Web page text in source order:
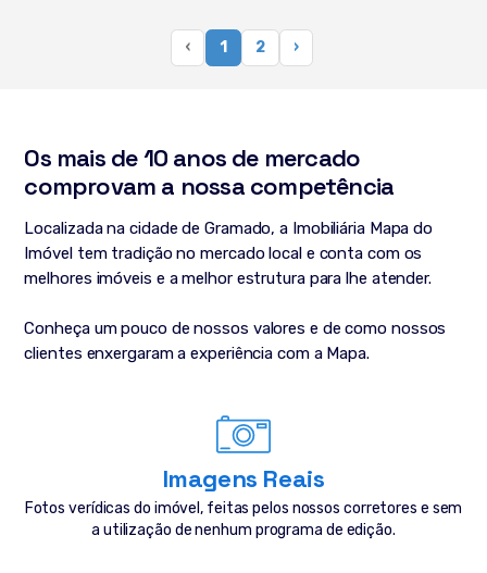
‹ 1 2 ›
Os mais de 10 anos de mercado
comprovam a nossa competência
Localizada na cidade de Gramado, a Imobiliária Mapa do
Imóvel tem tradição no mercado local e conta com os
melhores imóveis e a melhor estrutura para lhe atender.
Conheça um pouco de nossos valores e de como nossos
clientes enxergaram a experiência com a Mapa.
Imagens Reais
Fotos verídicas do imóvel, feitas pelos nossos corretores e sem
a utilização de nenhum programa de edição.